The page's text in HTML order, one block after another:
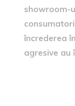
showroom-
încrederea
agresive au